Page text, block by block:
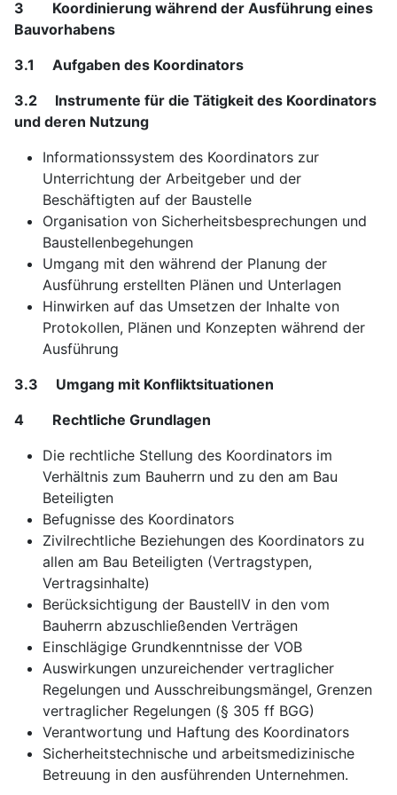
3 Koordinierung während der Ausführung eines
Bauvorhabens
3.1 Aufgaben des Koordinators
3.2 Instrumente für die Tätigkeit des Koordinators
und deren Nutzung
Informationssystem des Koordinators zur
Unterrichtung der Arbeitgeber und der
Beschäftigten auf der Baustelle
Organisation von Sicherheitsbesprechungen und
Baustellenbegehungen
Umgang mit den während der Planung der
Ausführung erstellten Plänen und Unterlagen
Hinwirken auf das Umsetzen der Inhalte von
Protokollen, Plänen und Konzepten während der
Ausführung
3.3 Umgang mit Konfliktsituationen
4 Rechtliche Grundlagen
Die rechtliche Stellung des Koordinators im
Verhältnis zum Bauherrn und zu den am Bau
Beteiligten
Befugnisse des Koordinators
Zivilrechtliche Beziehungen des Koordinators zu
allen am Bau Beteiligten (Vertragstypen,
Vertragsinhalte)
Berücksichtigung der BaustellV in den vom
Bauherrn abzuschließenden Verträgen
Einschlägige Grundkenntnisse der VOB
Auswirkungen unzureichender vertraglicher
Regelungen und Ausschreibungsmängel, Grenzen
vertraglicher Regelungen (§ 305 ff BGG)
Verantwortung und Haftung des Koordinators
Sicherheitstechnische und arbeitsmedizinische
Betreuung in den ausführenden Unternehmen.